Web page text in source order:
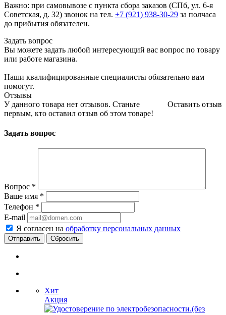
Важно: при самовывозе с пункта сборa заказов (СПб, ул. 6-я
Советская, д. 32) звонок на тел. +7 (921) 938-30-29 за полчаса
до прибытия обязателен.
Задать вопрос
Вы можете задать любой интересующий вас вопрос по товару
или работе магазина.
Наши квалифицированные специалисты обязательно вам
помогут.
Отзывы
Оставить отзыв
У данного товара нет отзывов. Станьте
первым, кто оставил отзыв об этом товаре!
Задать вопрос
Вопрос *
Ваше имя *
Телефон *
E-mail
Я согласен на обработку персональных данных
Сбросить
Хит
Акция